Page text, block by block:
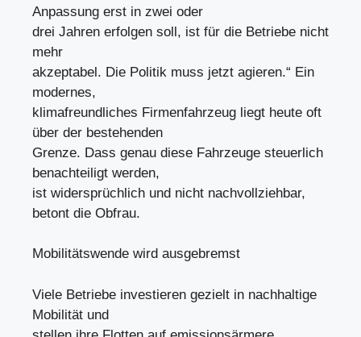
Anpassung erst in zwei oder
drei Jahren erfolgen soll, ist für die Betriebe nicht
mehr
akzeptabel. Die Politik muss jetzt agieren.“ Ein
modernes,
klimafreundliches Firmenfahrzeug liegt heute oft
über der bestehenden
Grenze. Dass genau diese Fahrzeuge steuerlich
benachteiligt werden,
ist widersprüchlich und nicht nachvollziehbar,
betont die Obfrau.
Mobilitätswende wird ausgebremst
Viele Betriebe investieren gezielt in nachhaltige
Mobilität und